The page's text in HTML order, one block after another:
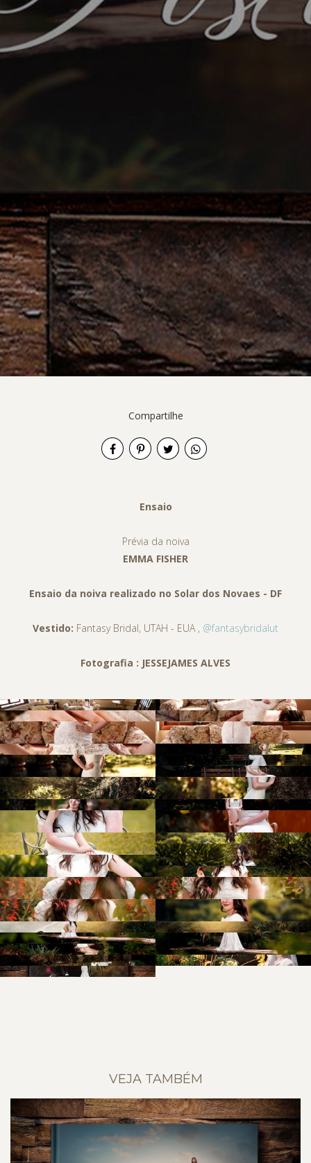
Compartilhe
Ensaio
Prévia da noiva
EMMA FISHER
Ensaio da noiva realizado no Solar dos Novaes - DF
Vestido: Fantasy Bridal, UTAH - EUA , @fantasybridalut
Fotografia : JESSEJAMES ALVES
VEJA TAMBÉM